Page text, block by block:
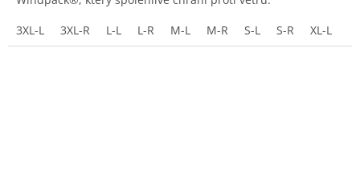
3XL-L
3XL-R L-L L-R M-L M-R S-L S-R XL-L